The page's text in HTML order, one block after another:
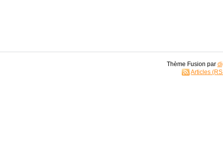
Thème Fusion par
Articles